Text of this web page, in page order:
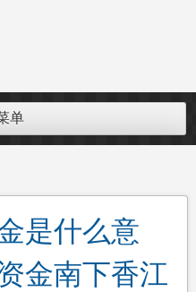
单
是什么意
金南下香江